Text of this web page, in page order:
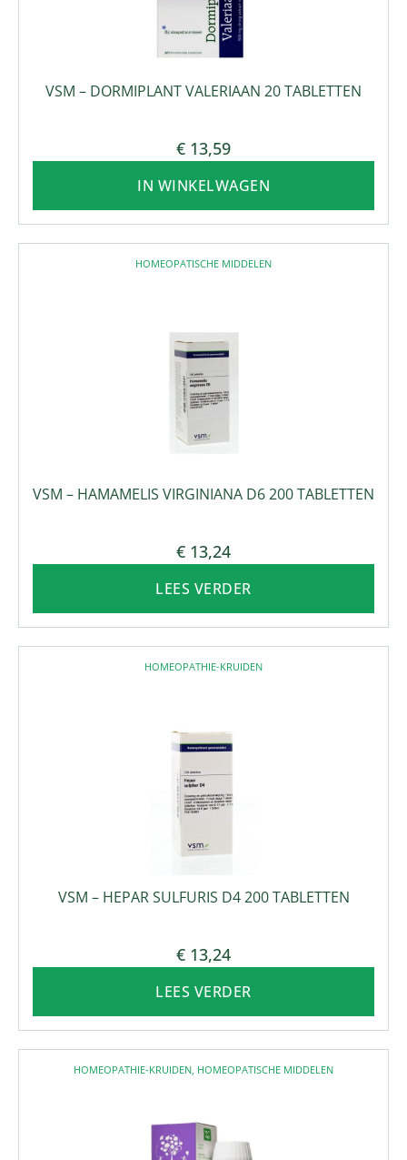
VSM – DORMIPLANT VALERIAAN 20 TABLETTEN
€ 13,59
IN WINKELWAGEN
HOMEOPATISCHE MIDDELEN
VSM – HAMAMELIS VIRGINIANA D6 200 TABLETTEN
€ 13,24
LEES VERDER
HOMEOPATHIE-KRUIDEN
VSM – HEPAR SULFURIS D4 200 TABLETTEN
€ 13,24
LEES VERDER
HOMEOPATHIE-KRUIDEN HOMEOPATISCHE MIDDELEN